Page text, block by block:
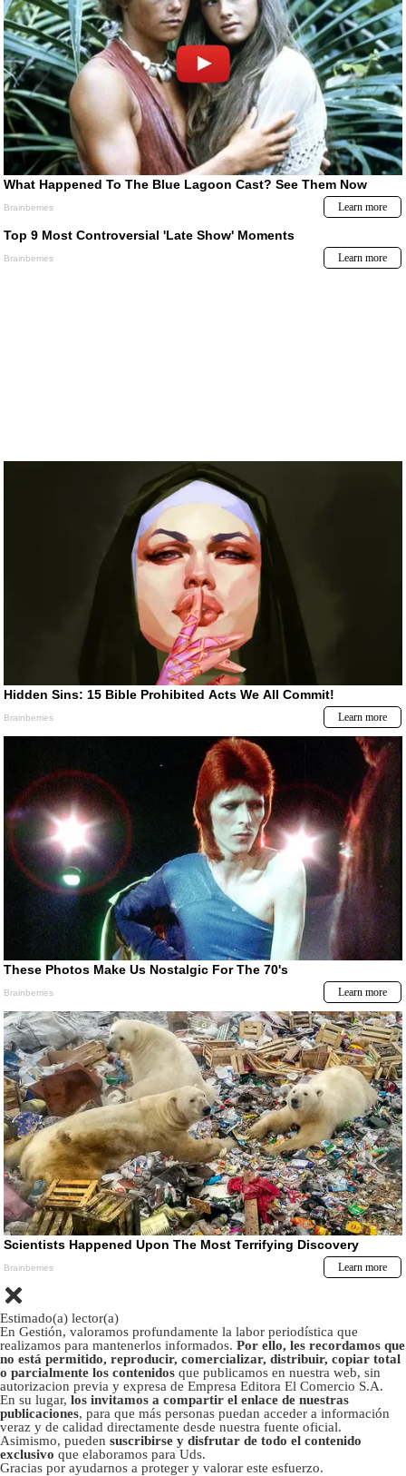
Estimado(a) lector(a)
En Gestión, valoramos profundamente la labor periodística que
realizamos para mantenerlos informados. Por ello, les recordamos que
no está permitido, reproducir, comercializar, distribuir, copiar total
o parcialmente los contenidos que publicamos en nuestra web, sin
autorizacion previa y expresa de Empresa Editora El Comercio S.A.
En su lugar, los invitamos a compartir el enlace de nuestras
publicaciones, para que más personas puedan acceder a información
veraz y de calidad directamente desde nuestra fuente oficial.
Asimismo, pueden suscribirse y disfrutar de todo el contenido
exclusivo que elaboramos para Uds.
Gracias por ayudarnos a proteger y valorar este esfuerzo.